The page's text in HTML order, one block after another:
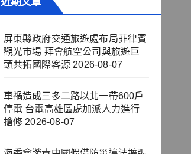
屏東縣政府交通旅遊處布局菲律賓
觀光市場 拜會航空公司與旅遊巨
頭共拓國際客源 2026-08-07
車禍造成三多二路以北一帶600戶
停電 台電高雄區處加派人力進行
搶修 2026-08-07